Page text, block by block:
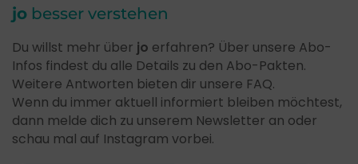
jo besser verstehen
Du willst mehr über jo erfahren? Über unsere Abo-
Infos findest du alle Details zu den Abo-Pakten.
Weitere Antworten bieten dir unsere FAQ.
Wenn du immer aktuell informiert bleiben möchtest,
dann melde dich zu unserem Newsletter an oder
schau mal auf Instagram vorbei.